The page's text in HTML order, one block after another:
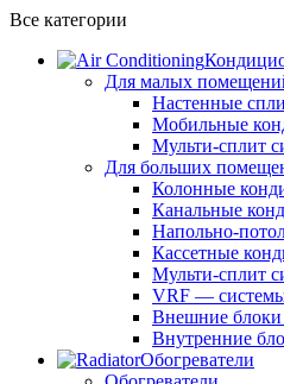
Все категории
Для малых
Настенные
Мобильные
Мульти-сплит
Для больших
Колонные
Канальные
Напольно-
Кассетные
Мульти-сплит
VRF —
Внешние блоки
Внутренние
Обогреватели